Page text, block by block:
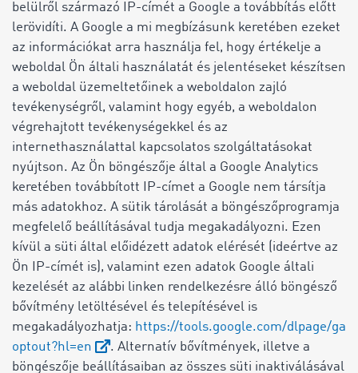
belülről származó IP-címét a Google a továbbítás előtt
lerövidíti. A Google a mi megbízásunk keretében ezeket
az információkat arra használja fel, hogy értékelje a
weboldal Ön általi használatát és jelentéseket készítsen
a weboldal üzemeltetőinek a weboldalon zajló
tevékenységről, valamint hogy egyéb, a weboldalon
végrehajtott tevékenységekkel és az
internethasználattal kapcsolatos szolgáltatásokat
nyújtson. Az Ön böngészője által a Google Analytics
keretében továbbított IP-címet a Google nem társítja
más adatokhoz. A sütik tárolását a böngészőprogramja
megfelelő beállításával tudja megakadályozni. Ezen
kívül a süti által előidézett adatok elérését (ideértve az
Ön IP-címét is), valamint ezen adatok Google általi
kezelését az alábbi linken rendelkezésre álló böngésző
bővítmény letöltésével és telepítésével is
megakadályozhatja: https://tools.google.com/dlpage/ga
optout?hl=en
. Alternatív bővítmények, illetve a
böngészője beállításaiban az összes süti inaktiválásával